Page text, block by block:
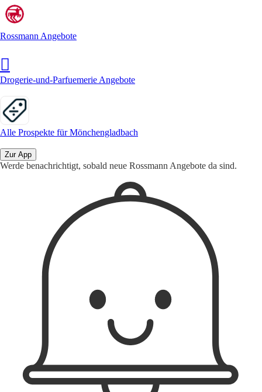
Rossmann Angebote
Drogerie-und-Parfuemerie Angebote
Alle Prospekte für Mönchengladbach
Zur App
Werde benachrichtigt, sobald neue Rossmann Angebote da sind.